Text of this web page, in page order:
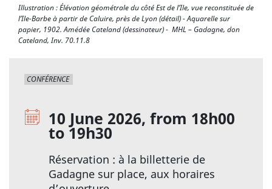
Illustration : Élévation géométrale du côté Est de l’Ile, vue reconstituée de
l’Ile-Barbe à partir de Caluire, près de Lyon (détail) - Aquarelle sur
papier, 1902. Amédée Cateland (dessinateur) - MHL – Gadagne, don
Cateland, Inv. 70.11.8
CONFÉRENCE
10 June 2026, from 18h00
to 19h30
Réservation : à la billetterie de
Gadagne sur place, aux horaires